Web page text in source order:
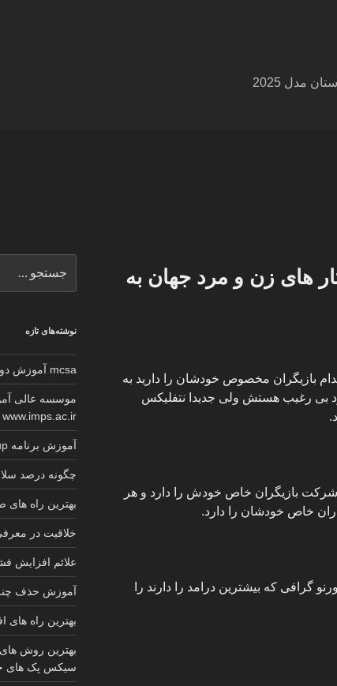
مدل 2025
های زن و مرد جهان به
بازیگران مخصوص خودشان را دارید به
بی رغیب هستش ولی جدیدا نتفلیکس
بازیگران خاص خودش را دارد و هر
خاص خودشان را دارد.
گرافی که بیشترین درامد را دارند را
برای
نوشته‌های تازه
mcsa آموزش دوره کامل گواهینامه معتبر مایکروسافت
موسسه عالی
www.imps.ac.ir
آموزش برنامه sketchup کابینت 2025
چگونه درصد
بهترین راه
خلاقیت در
علائم افزایش
آموزش حذف
بهترین راه های
بهترین روش
سیکس پک های